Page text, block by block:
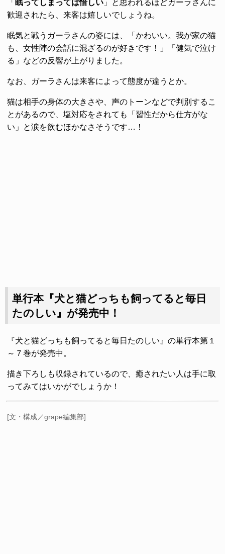
「 眠ってしまっては惜しい 」と思われるほどガーラさんに
歓迎されたら、来客は嬉しいでしょうね。
眠気と戦うガーラさんの姿には、「かわいい。我が家の猫
も、女性陣の会話に混ざるのが好きです！」「健気で泣け
る」などの反響が上がりました。
なお、ガーラさんは来客によって態度が違うとか。
猫は相手の身体の大きさや、声のトーンなどで判別するこ
とがあるので、塩対応をされても「習性だから仕方がな
い」と涙を飲むほかなさそうです…！
単行本『犬と猫どっちも飼ってると毎日
たのしい』が発売中！
『犬と猫どっちも飼ってると毎日たのしい』の単行本第１
～７巻が発売中。
描き下ろしも収録されているので、癒されたい人は手に取
ってみてはいかがでしょうか！
[文・構成／grape編集部]